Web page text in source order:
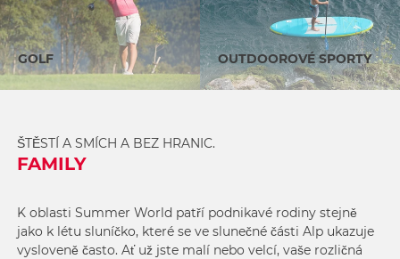
GOLF OUTDOOROVÉ SPORTY
ŠTĚSTÍ A SMÍCH A BEZ HRANIC.
FAMILY
K oblasti Summer World patří podnikavé rodiny stejně
jako k létu sluníčko, které se ve slunečné části Alp ukazuje
vysloveně často. Ať už jste malí nebo velcí, vaše rozličná